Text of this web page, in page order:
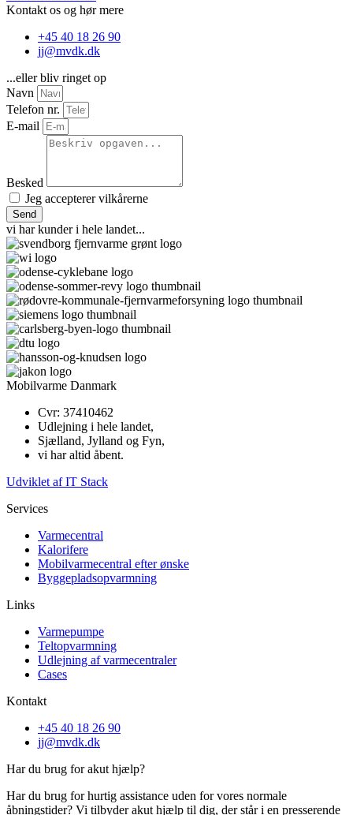
Kontakt os og hør mere
+45 40 18 26 90
jj@mvdk.dk
...eller bliv ringet op
Navn
Telefon nr.
E-mail
Besked
Jeg accepterervilkårerne
Send
vi har kunder i hele landet...
Mobilvarme Danmark
Cvr: 37410462
Udlejning i hele landet,
Sjælland, Jylland og Fyn,
vi har altid åbent.
Udviklet af IT Stack
Services
Varmecentral
Kalorifere
Mobilvarmecentral efter ønske
Byggepladsopvarmning
Links
Varmepumpe
Teltopvarmning
Udlejning af varmecentraler
Cases
Kontakt
+45 40 18 26 90
jj@mvdk.dk
Har du brug for akut hjælp?
Har du brug for hurtig assistance uden for vores normale
åbningstider? Vi tilbyder akut hjælp til dig, der står i en presserende